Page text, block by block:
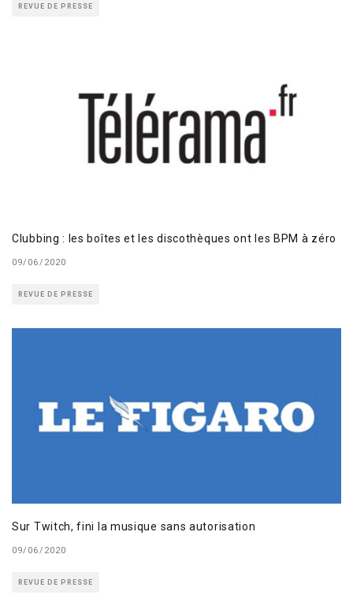
REVUE DE PRESSE
Clubbing : les boîtes et les discothèques ont les BPM à zéro
09/06/2020
REVUE DE PRESSE
Sur Twitch, fini la musique sans autorisation
09/06/2020
REVUE DE PRESSE